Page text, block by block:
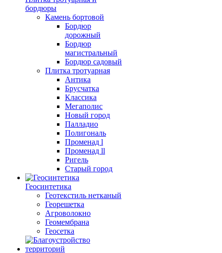
бордюры
Камень бортовой
Бордюр
дорожный
Бордюр
магистральный
Бордюр садовый
Плитка тротуарная
Антика
Брусчатка
Классика
Мегаполис
Новый город
Палладио
Полигональ
Променад l
Променад ll
Ригель
Старый город
Геосинтетика
Геотекстиль нетканый
Георешетка
Агроволокно
Геомембрана
Геосетка